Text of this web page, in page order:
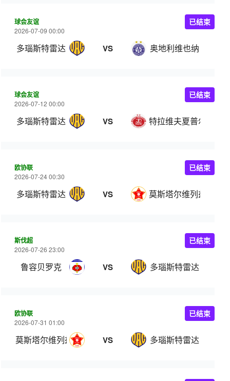
球会友谊
2026-07-09 00:00
多瑙斯特雷达 VS 奥地利维也纳
已结束
球会友谊
2026-07-12 00:00
多瑙斯特雷达 VS 特拉维夫夏普尔
已结束
欧协联
2026-07-24 00:30
多瑙斯特雷达 VS 莫斯塔尔维列兹
已结束
斯伐超
2026-07-26 23:00
鲁容贝罗克 VS 多瑙斯特雷达
已结束
欧协联
2026-07-31 01:00
莫斯塔尔维列兹 VS 多瑙斯特雷达
已结束